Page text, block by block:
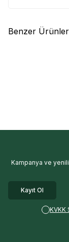
Benzer Ürünler
Kampanya ve
Kayıt Ol
KVKK